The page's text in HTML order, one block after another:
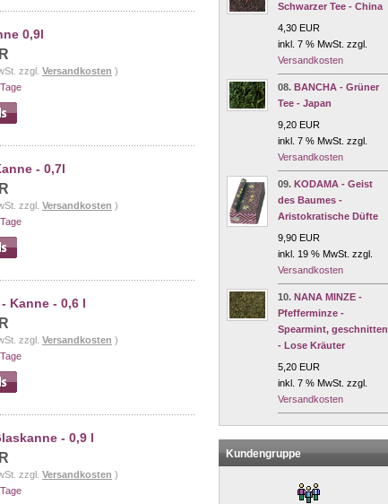
0,9l
zzgl. Versandkosten )
- 0,7l
zzgl. Versandkosten )
Kanne - 0,6 l
zzgl. Versandkosten )
- 0,9 l
zzgl. Versandkosten )
Schwarzer Tee - China
4,30 EUR
inkl. 7 % MwSt. zzgl.
Versandkosten
08. BANCHA - Grüner
Tee - Japan
9,20 EUR
inkl. 7 % MwSt. zzgl.
Versandkosten
09. KODAMA - Geist
des Baumes -
Aristokratische Düfte
9,90 EUR
inkl. 19 % MwSt. zzgl.
Versandkosten
10. NANA MINZE -
Pfefferminze -
Spearmint, geschnitten
- Lose Kräuter
5,20 EUR
inkl. 7 % MwSt. zzgl.
Versandkosten
Kundengruppe